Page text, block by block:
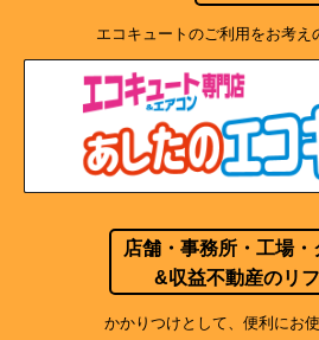
エコキュートのご利用をお考え
店舗・事務所・工場・
&収益不動産のリ
かかりつけとして、便利にお